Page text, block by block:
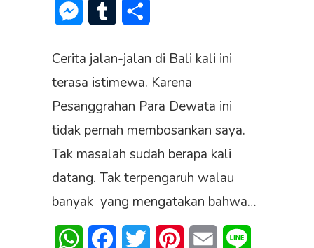
Messenger
Tumblr
Cerita jalan-jalan di Bali kali ini
terasa istimewa. Karena
Pesanggrahan Para Dewata ini
tidak pernah membosankan saya.
Tak masalah sudah berapa kali
datang. Tak terpengaruh walau
banyak yang mengatakan bahwa…
WhatsAppFacebookTwitter PinterestEmail